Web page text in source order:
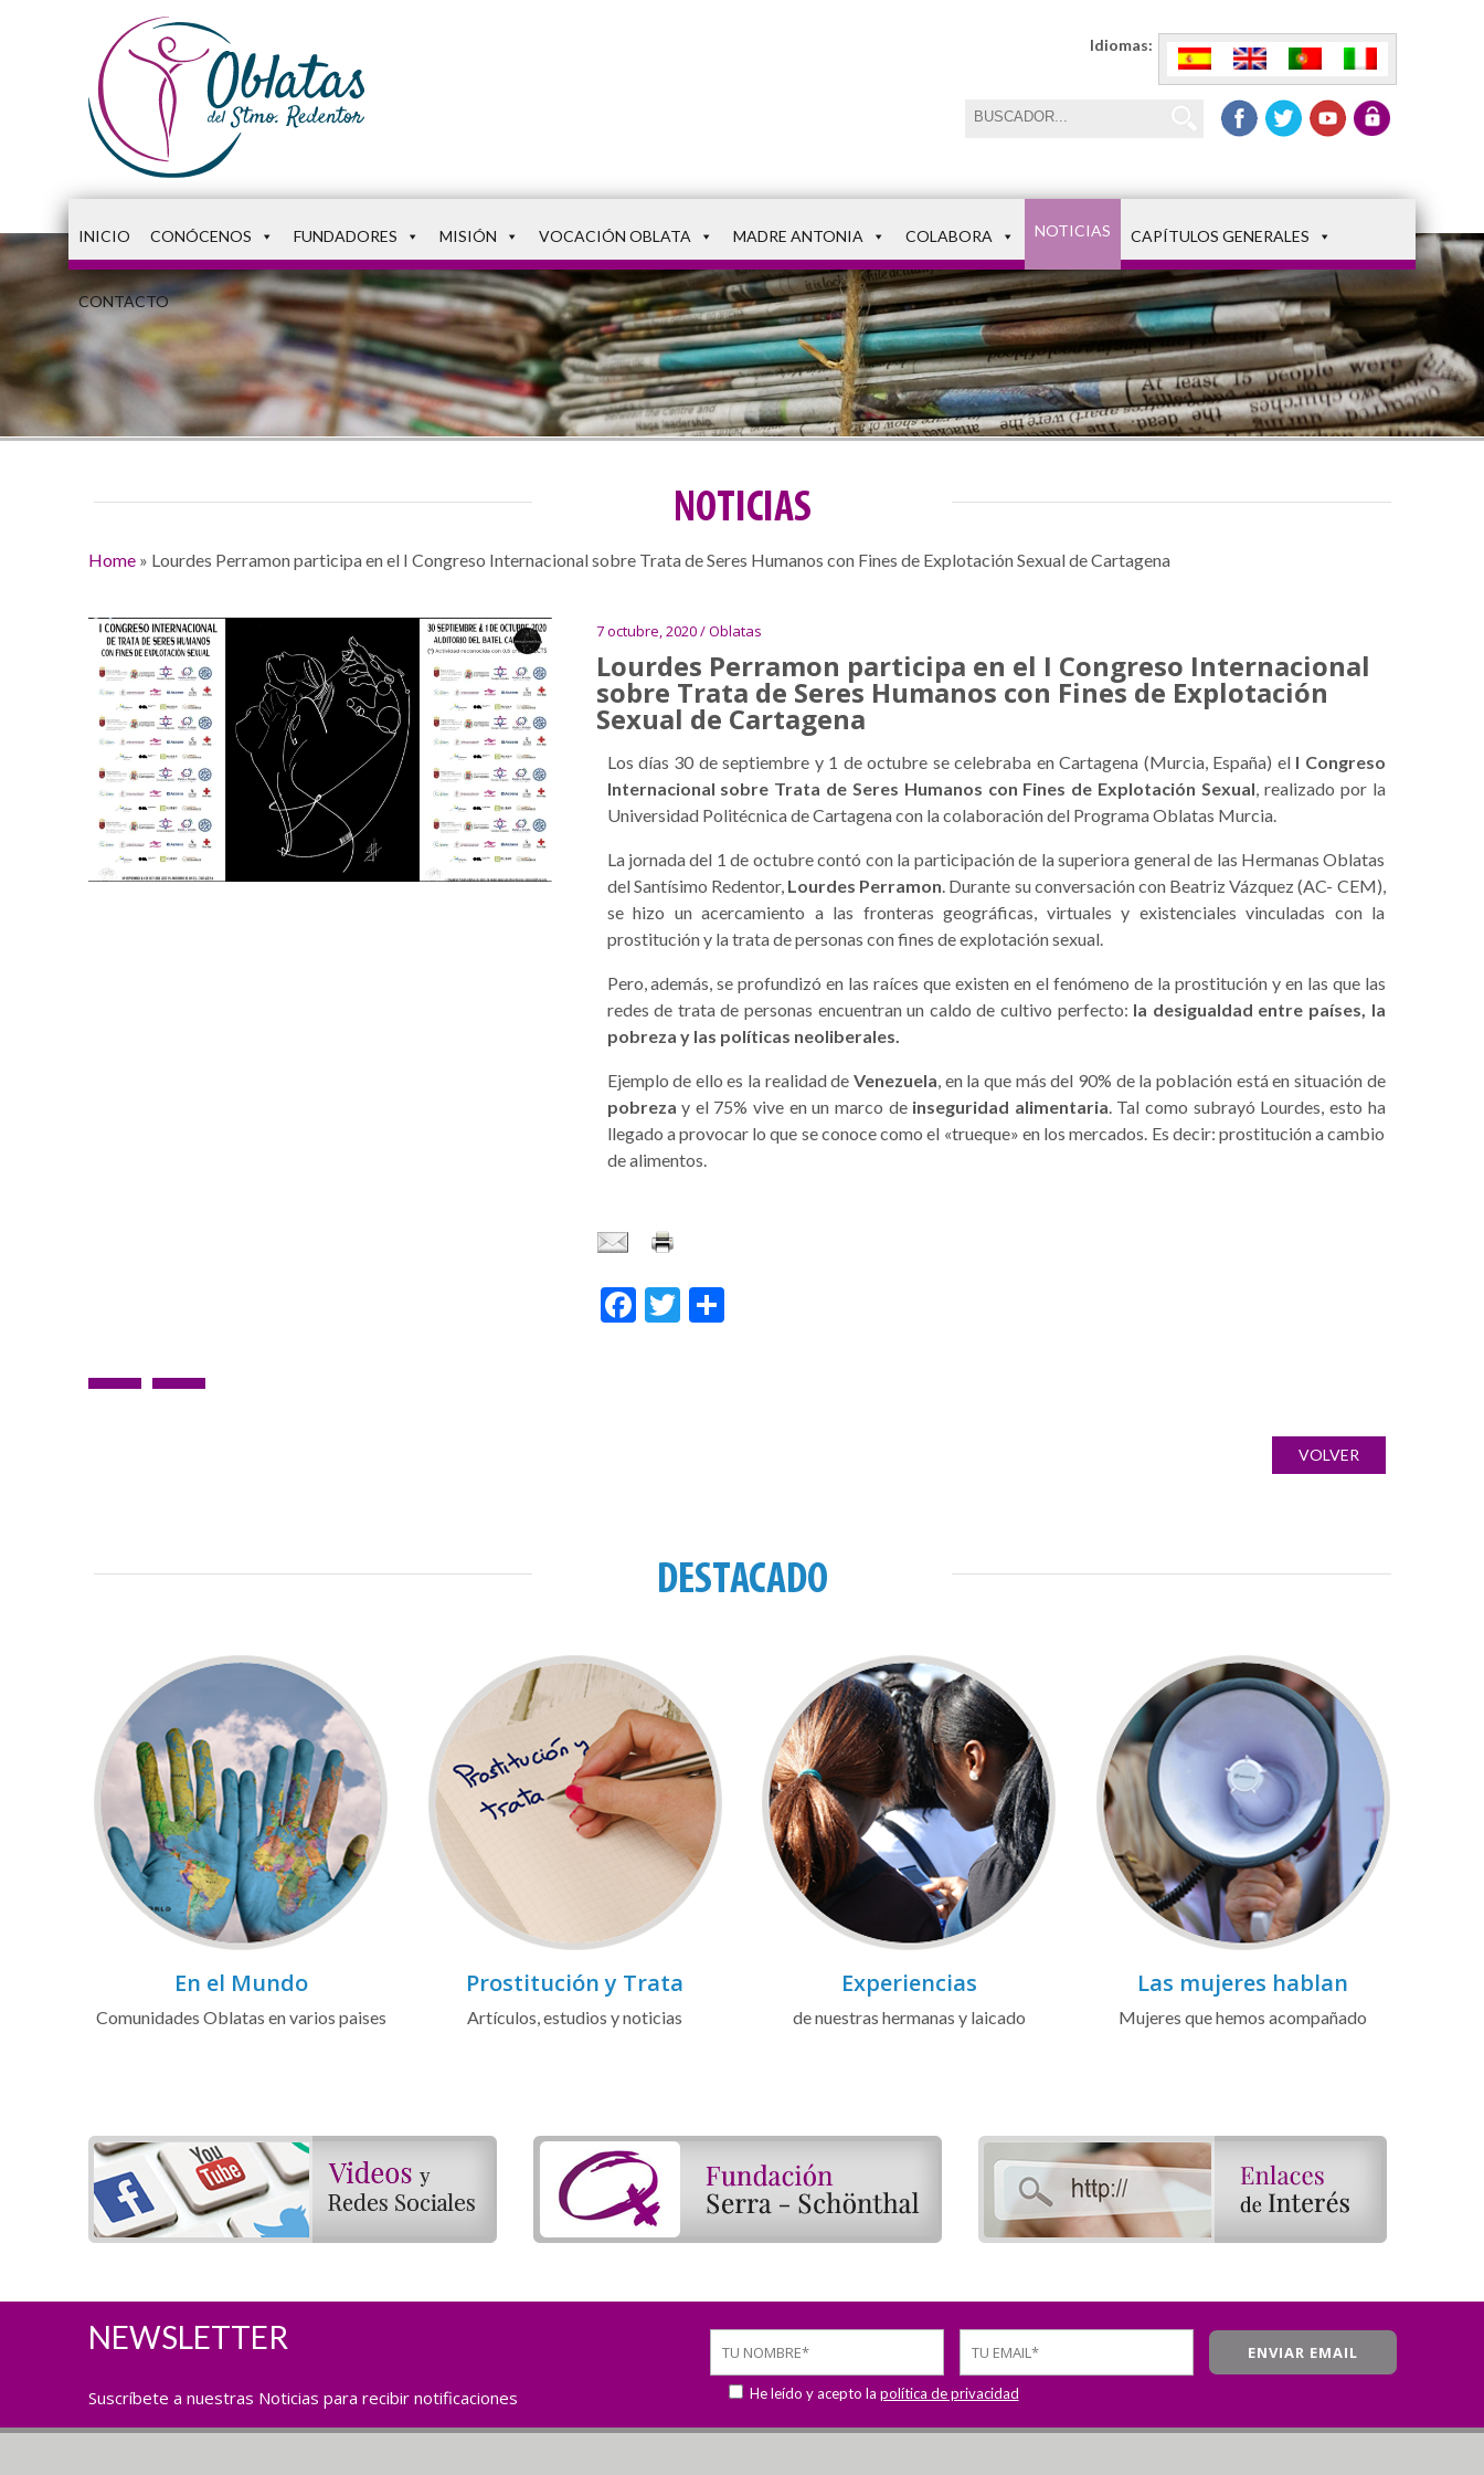
Idiomas:
INICIO CONÓCENOS FUNDADORES MISIÓN VOCACIÓN OBLATA MADRE ANTONIA COLABORA NOTICIAS CAPÍTULOS GENERALES
CONTACTO
NOTICIAS
Home» Lourdes Perramon participa en el I Congreso Internacional sobre Trata de Seres Humanos con Fines de Explotación Sexual de Cartagena
7 octubre, 2020 / Oblatas
Lourdes Perramon participa en el I Congreso Internacional
sobre Trata de Seres Humanos con Fines de Explotación
Sexual de Cartagena
Los días 30 de septiembre y 1 de octubre se celebraba en Cartagena (Murcia, España) elI Congreso
Internacional sobre Trata de Seres Humanos con Fines de Explotación Sexual, realizado por la
Universidad Politécnica de Cartagena con la colaboración del Programa Oblatas Murcia.
La jornada del 1 de octubre contó con la participación de la superiora general de las Hermanas Oblatas
del Santísimo Redentor, Lourdes Perramon. Durante su conversación con Beatriz Vázquez (AC- CEM),
se hizo un acercamiento a las fronteras geográficas, virtuales y existenciales vinculadas con la
prostitución y la trata de personas con fines de explotación sexual.
Pero, además, se profundizó en las raíces que existen en el fenómeno de la prostitución y en las que las
redes de trata de personas encuentran un caldo de cultivo perfecto: la desigualdad entre países, la
pobreza y las políticas neoliberales.
Ejemplo de ello es la realidad deVenezuela, en la que más del 90% de la población está en situación de
pobreza y el 75% vive en un marco de inseguridad alimentaria. Tal como subrayó Lourdes, esto ha
llegado a provocar lo que se conoce como el «trueque» en los mercados. Es decir: prostitución a cambio
de alimentos.
Facebook
Twitter
Compartir
Navegación
NOTICIASIGUIENTE
VOLVER
DESTACADO
En el Mundo
Comunidades Oblatas en varios paises
Prostitución y Trata
Artículos, estudios y noticias
Experiencias
de nuestras hermanas y laicado
Las mujeres hablan
Mujeres que hemos acompañado
NEWSLETTER
Suscríbete a nuestras Noticias para recibir notificaciones He leído y acepto la política de privacidad